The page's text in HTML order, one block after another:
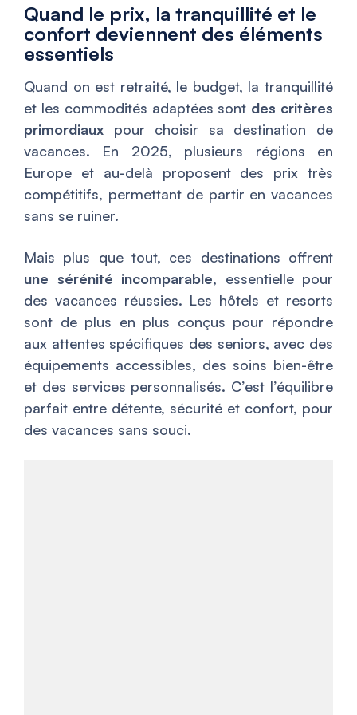
Quand le prix, la tranquillité et le
confort deviennent des éléments
essentiels
Quand on est retraité, le budget, la tranquillité
et les commodités adaptées sont des critères
primordiaux pour choisir sa destination de
vacances. En 2025, plusieurs régions en
Europe et au-delà proposent des prix très
compétitifs, permettant de partir en vacances
sans se ruiner.
Mais plus que tout, ces destinations offrent
une sérénité incomparable, essentielle pour
des vacances réussies. Les hôtels et resorts
sont de plus en plus conçus pour répondre
aux attentes spécifiques des seniors, avec des
équipements accessibles, des soins bien-être
et des services personnalisés. C’est l’équilibre
parfait entre détente, sécurité et confort, pour
des vacances sans souci.